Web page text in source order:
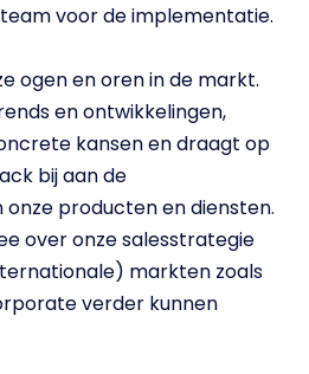
voor de implementatie.
ogen en oren in de markt.
en ontwikkelingen,
kansen en draagt op
bij aan de
producten en diensten.
over onze salesstrategie
markten zoals
verder kunnen